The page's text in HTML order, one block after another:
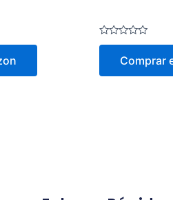
Valorado
5
Comprar